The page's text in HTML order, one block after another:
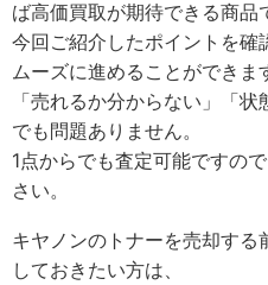
ば高価買取が期待できる商品
今回ご紹介したポイントを確
ムーズに進めることができま
「売れるか分からない」「
でも問題ありません。
1点からでも査定可能ですの
さい。
キヤノンのトナーを売却す
しておきたい方は、